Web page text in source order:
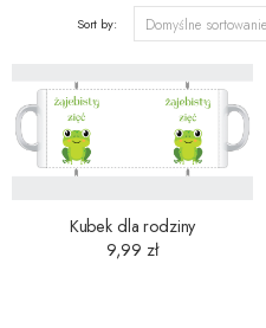
Sort by:
Kubek dla rodziny
9,99 zł